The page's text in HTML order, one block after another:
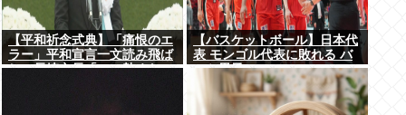
【平和祈念式典】「痛恨のエ
ラー」平和宣言一文読み飛ば
し…長崎市長「つい熱くなっ
【バスケットボール】日本代
表 モンゴル代表に敗れる バ
スケ男子